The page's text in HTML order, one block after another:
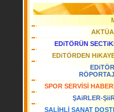
EDiTÖRÜN
EDiTÖRDEN
SPOR SERVİSİ
ŞAiRLER-
SALİHLİ SANAT